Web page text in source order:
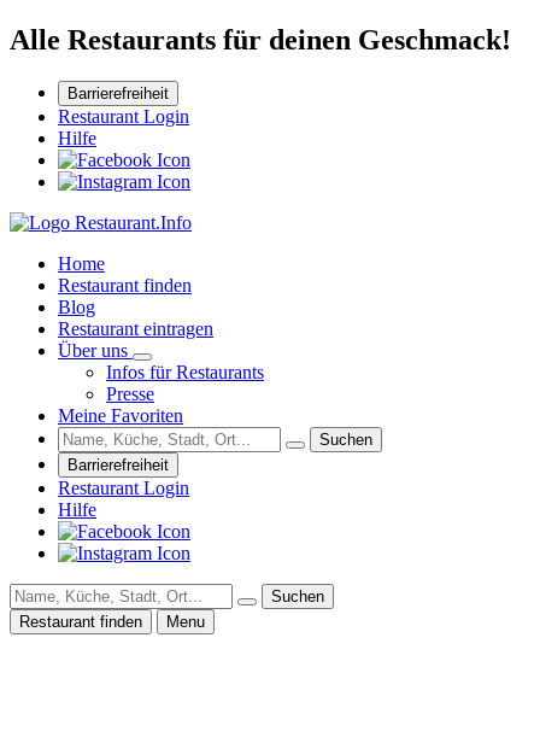
Alle Restaurants für deinen Geschmack!
Barrierefreiheit
Restaurant Login
Hilfe
Home
Restaurant finden
Blog
Restaurant eintragen
Über uns
Infos für Restaurants
Presse
Meine Favoriten
Suchen
Barrierefreiheit
Restaurant Login
Hilfe
Suchen
Restaurant finden
Menu